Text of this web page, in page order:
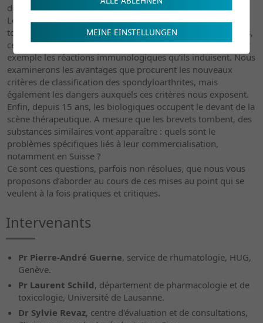
délétère.
Le but de ce cycle de formation est précisément de traiter
tous ces aspects : faire connaître les nouveaux médicaments,
cette année l’apremilast, aussi bien que leur face cachée, par
exemple les réactions immunologiques qu’ils induisent. Nous
examinerons les avantages que procurent les nouveaux
critères de classification des spondyloarthrites, mais
également les dangers auxquels ces critères nous exposent.
Enfin, depuis 15 ans, les biologiques occupent le devant de la
scène thérapeutique. A mesure que les brevets tombent, des
substances similaires vont apparaître : quels sont le
problèmes spécifiques liés à leur commercialisation,
notamment en Suisse ?
Ce sont ces questions, parfois non résolues, que nous vous
proposons d’aborder au cours de ces mises au point qui se
veulent à la fois pratiques et critiques.
Intervenants
Pr Pierre-André Guerne, service de rhumatologie, HUG,
Genève.
Pr Laurent Schild, département de pharmacologie et de
toxicologie, Université de Lausanne.
Dr Sylvie Revaz, centre d'évaluation et de consultations,
MEINE EINSTELLUNGEN